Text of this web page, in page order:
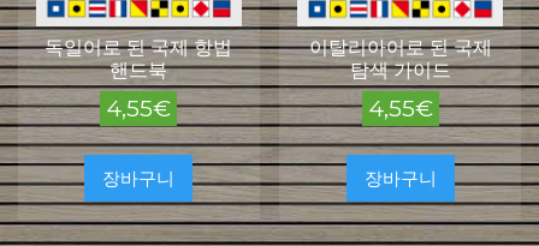
독일어로 된 국제 항법
핸드북
4,55€
장바구니
이탈리아어로 된 국제
탐색 가이드
4,55€
장바구니